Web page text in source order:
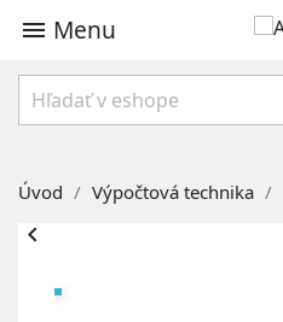
 Menu
Úvod Výpočtová technika
